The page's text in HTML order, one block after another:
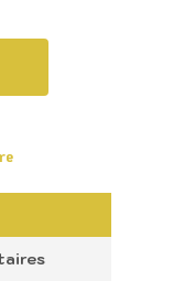
vers le site